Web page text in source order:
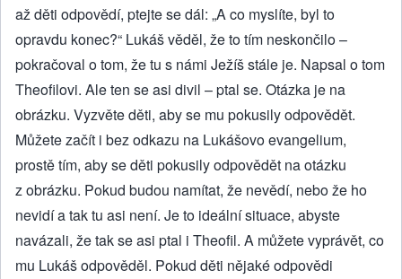
až děti odpovědí, ptejte se dál: „A co myslíte, byl to
opravdu konec?“ Lukáš věděl, že to tím neskončilo –
pokračoval o tom, že tu s námi Ježíš stále je. Napsal o tom
Theofilovi. Ale ten se asi divil – ptal se. Otázka je na
obrázku. Vyzvěte děti, aby se mu pokusily odpovědět.
Můžete začít i bez odkazu na Lukášovo evangelium,
prostě tím, aby se děti pokusily odpovědět na otázku
z obrázku. Pokud budou namítat, že nevědí, nebo že ho
nevidí a tak tu asi není. Je to ideální situace, abyste
navázali, že tak se asi ptal i Theofil. A můžete vyprávět, co
mu Lukáš odpověděl. Pokud děti nějaké odpovědi